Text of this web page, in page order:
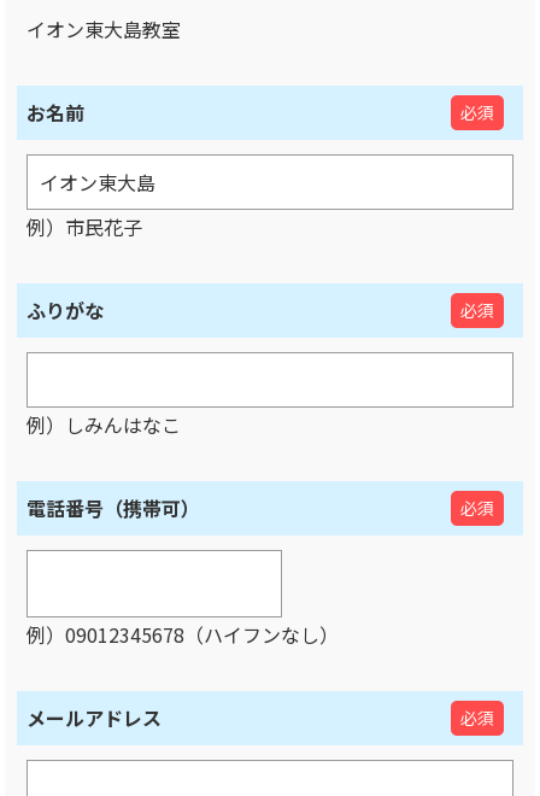
イオン東大島教室
お名前 必須
例）市民花子
ふりがな 必須
例）しみんはなこ
電話番号（携帯可） 必須
例）09012345678（ハイフンなし）
メールアドレス 必須